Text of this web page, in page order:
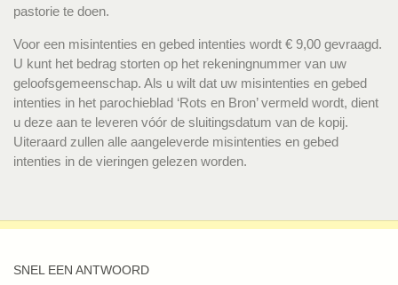
pastorie te doen.
Voor een misintenties en gebed intenties wordt € 9,00 gevraagd.
U kunt het bedrag storten op het rekeningnummer van uw
geloofsgemeenschap. Als u wilt dat uw misintenties en gebed
intenties in het parochieblad ‘Rots en Bron’ vermeld wordt, dient
u deze aan te leveren vóór de sluitingsdatum van de kopij.
Uiteraard zullen alle aangeleverde misintenties en gebed
intenties in de vieringen gelezen worden.
SNEL EEN ANTWOORD